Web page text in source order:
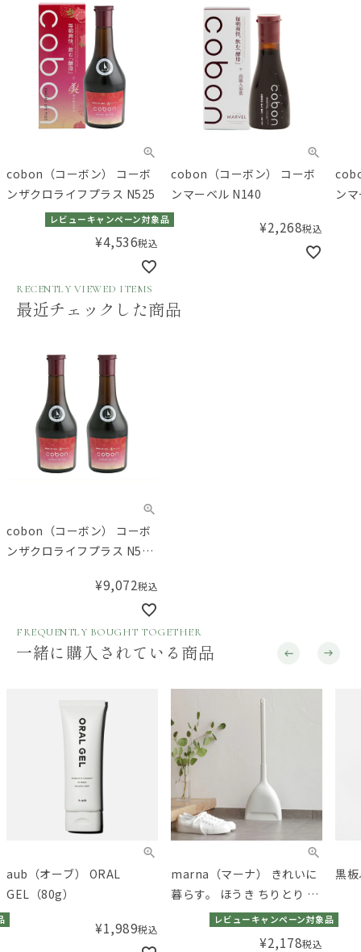
cobon（コーボン） コーボ
ンザクロライフプラス N525
レビューキャンペーン対象品
¥4,536税込
cobon（コーボン） コーボ
ンマーベル N140
¥2,268税込
ン
RECENTLY VIEWED ITEMS
最近チェックした商品
cobon（コーボン） コーボ
ンザクロライフプラス N525
¥9,072税込
FREQUENTLY BOUGHT TOGETHER
一緒に購入されている商品
aub（オーブ） ORAL
GEL（80g）
¥1,989税込
marna（マーナ） きれいに
暮らす。 ほうき ちりとり ホ
レビューキャンペーン対象品
¥2,178税込
黒